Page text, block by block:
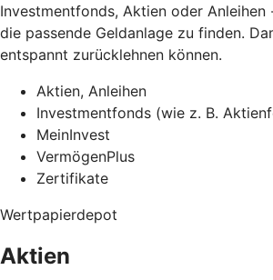
Investmentfonds, Aktien oder Anleihen
die passende Geldanlage zu finden.
entspannt zurücklehnen können.
Aktien, Anleihen
Investmentfonds (wie z. B.
MeinInvest
VermögenPlus
Zertifikate
Wertpapierdepot
Aktien